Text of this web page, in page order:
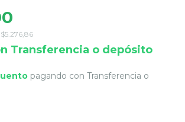
$5.276,86
Transferencia o depósito
pagando con Transferencia o